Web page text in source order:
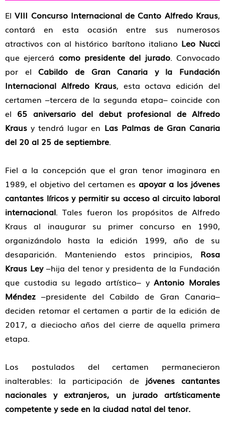
ElVIII Concurso Internacional de Canto Alfredo Kraus,
contará en esta ocasión entre sus numerosos
atractivos con al histórico barítono italiano Leo Nucci
que ejercerá como presidente del jurado. Convocado
por elCabildo de Gran Canaria y la Fundación
Internacional Alfredo Kraus, esta octava edición del
certamen –tercera de la segunda etapa– coincide con
el 65 aniversario del debut profesional de Alfredo
Kraus y tendrá lugar en Las Palmas de Gran Canaria
del 20 al 25 de septiembre.
Fiel a la concepción que el gran tenor imaginara en
1989, el objetivo del certamen esapoyar a los jóvenes
cantantes líricos y permitir su acceso al circuito laboral
internacional. Tales fueron los propósitos de Alfredo
Kraus al inaugurar su primer concurso en 1990,
organizándolo hasta la edición 1999, año de su
desaparición. Manteniendo estos principios, Rosa
Kraus Ley–hija del tenor y presidenta de la Fundación
que custodia su legado artístico– yAntonio Morales
Méndez –presidente del Cabildo de Gran Canaria–
deciden retomar el certamen a partir de la edición de
2017, a dieciocho años del cierre de aquella primera
etapa.
Los postulados del certamen permanecieron
inalterables: la participación de jóvenes cantantes
nacionales y extranjeros, un jurado artísticamente
competente y sede en la ciudad natal del tenor.